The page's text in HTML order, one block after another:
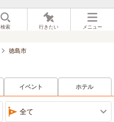
検索 行きたい メニュー
徳島市
イベント ホテル
全て